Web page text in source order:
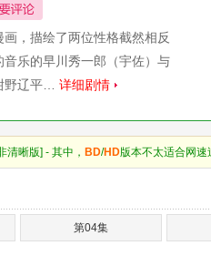
，描绘了两位性格截然相反
乐的早川秀一郎（宇佐）与
野辽平… 详细剧情
清晰版] - 其中， BD/HD版本不太适合网速
第04集